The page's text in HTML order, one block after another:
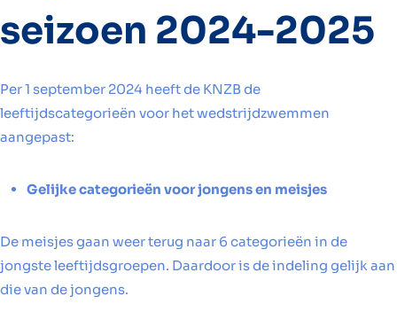
seizoen 2024-2025
Per 1 september 2024 heeft de KNZB de
leeftijdscategorieën voor het wedstrijdzwemmen
aangepast:
Gelijke categorieën voor jongens en meisjes
De meisjes gaan weer terug naar 6 categorieën in de
jongste leeftijdsgroepen. Daardoor is de indeling gelijk aan
die van de jongens.